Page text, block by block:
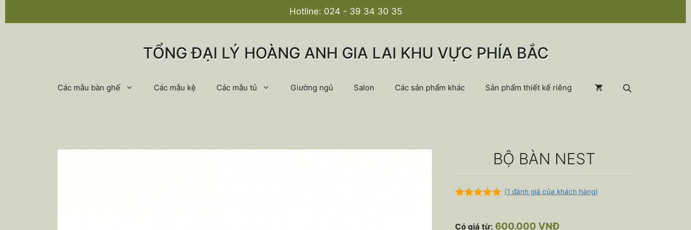
Hotline: 024 - 39 34 30 35
TỔNG ĐẠI LÝ HOÀNG ANH GIA LAI KHU VỰC PHÍA BẮC
Các mẫu bàn ghế Các mẫu kệ Các mẫu tủ Giường ngủ Salon Các sản phẩm khác Sản phẩm thiết kế riêng
BỘ BÀN NEST
(1 đánh giá của khách hàng)
Có giá từ: 600.000 VNĐ